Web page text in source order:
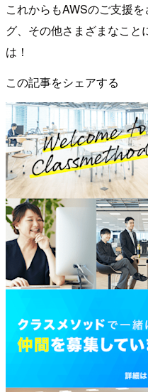
これからもAWSのご支援
グ、その他さまざまなこと
は！
この記事をシェアする